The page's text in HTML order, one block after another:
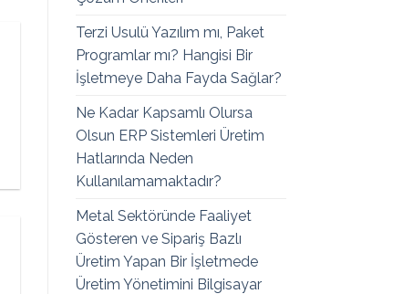
Terzi Usulü Yazılım mı, Paket
Programlar mı? Hangisi Bir
İşletmeye Daha Fayda Sağlar?
Ne Kadar Kapsamlı Olursa
Olsun ERP Sistemleri Üretim
Hatlarında Neden
Kullanılamamaktadır?
Metal Sektöründe Faaliyet
Gösteren ve Sipariş Bazlı
Üretim Yapan Bir İşletmede
Üretim Yönetimini Bilgisayar